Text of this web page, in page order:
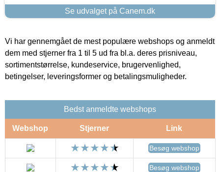
Se udvalget på Canem.dk
Vi har gennemgået de mest populære webshops og anmeldt
dem med stjerner fra 1 til 5 ud fra bl.a. deres prisniveau,
sortimentstørrelse, kundeservice, brugervenlighed,
betingelser, leveringsformer og betalingsmuligheder.
Bedst anmeldte webshops
Webshop Stjerner Link
Besøg webshop
Besøg webshop